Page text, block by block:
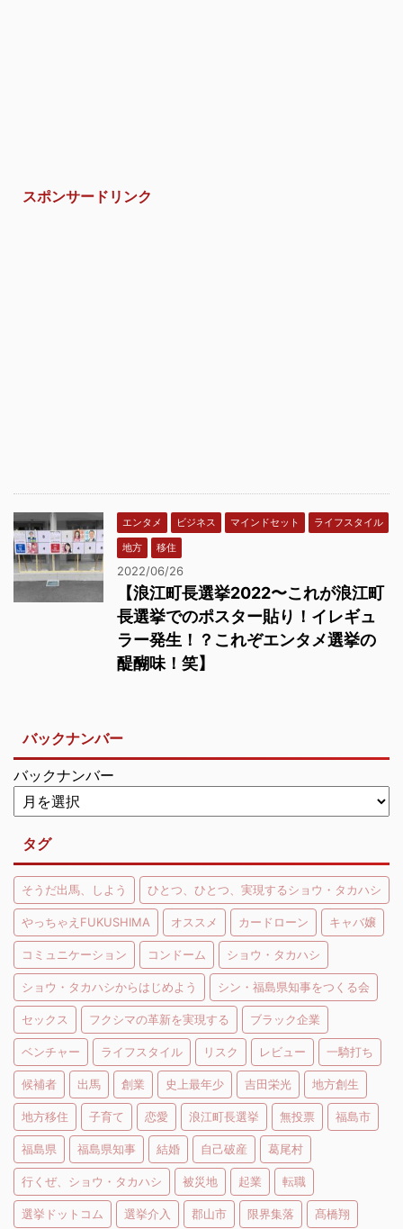
スポンサードリンク
エンタメ ビジネス マインドセット
ライフスタイル
地方
移住
2022/06/26
【浪江町長選挙2022〜これが浪江町
長選挙でのポスター貼り！イレギュ
ラー発生！？これぞエンタメ選挙の
醍醐味！笑】
バックナンバー
バックナンバー
タグ
そうだ出馬、しよう ひとつ、ひとつ、実現するショウ・タカハシ
やっちゃえFUKUSHIMA オススメ カードローン キャバ嬢
コミュニケーション コンドーム ショウ・タカハシ
ショウ・タカハシからはじめよう シン・福島県知事をつくる会
セックス フクシマの革新を実現する ブラック企業
ベンチャー ライフスタイル リスク レビュー 一騎打ち
候補者 出馬 創業 史上最年少 吉田栄光 地方創生
地方移住 子育て 恋愛 浪江町長選挙 無投票 福島市
福島県 福島県知事 結婚 自己破産 葛尾村
行くぜ、ショウ・タカハシ 被災地 起業 転職
選挙ドットコム 選挙介入 郡山市 限界集落 髙橋翔